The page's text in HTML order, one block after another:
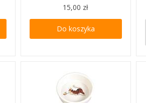
15,00 zł
Do koszyka